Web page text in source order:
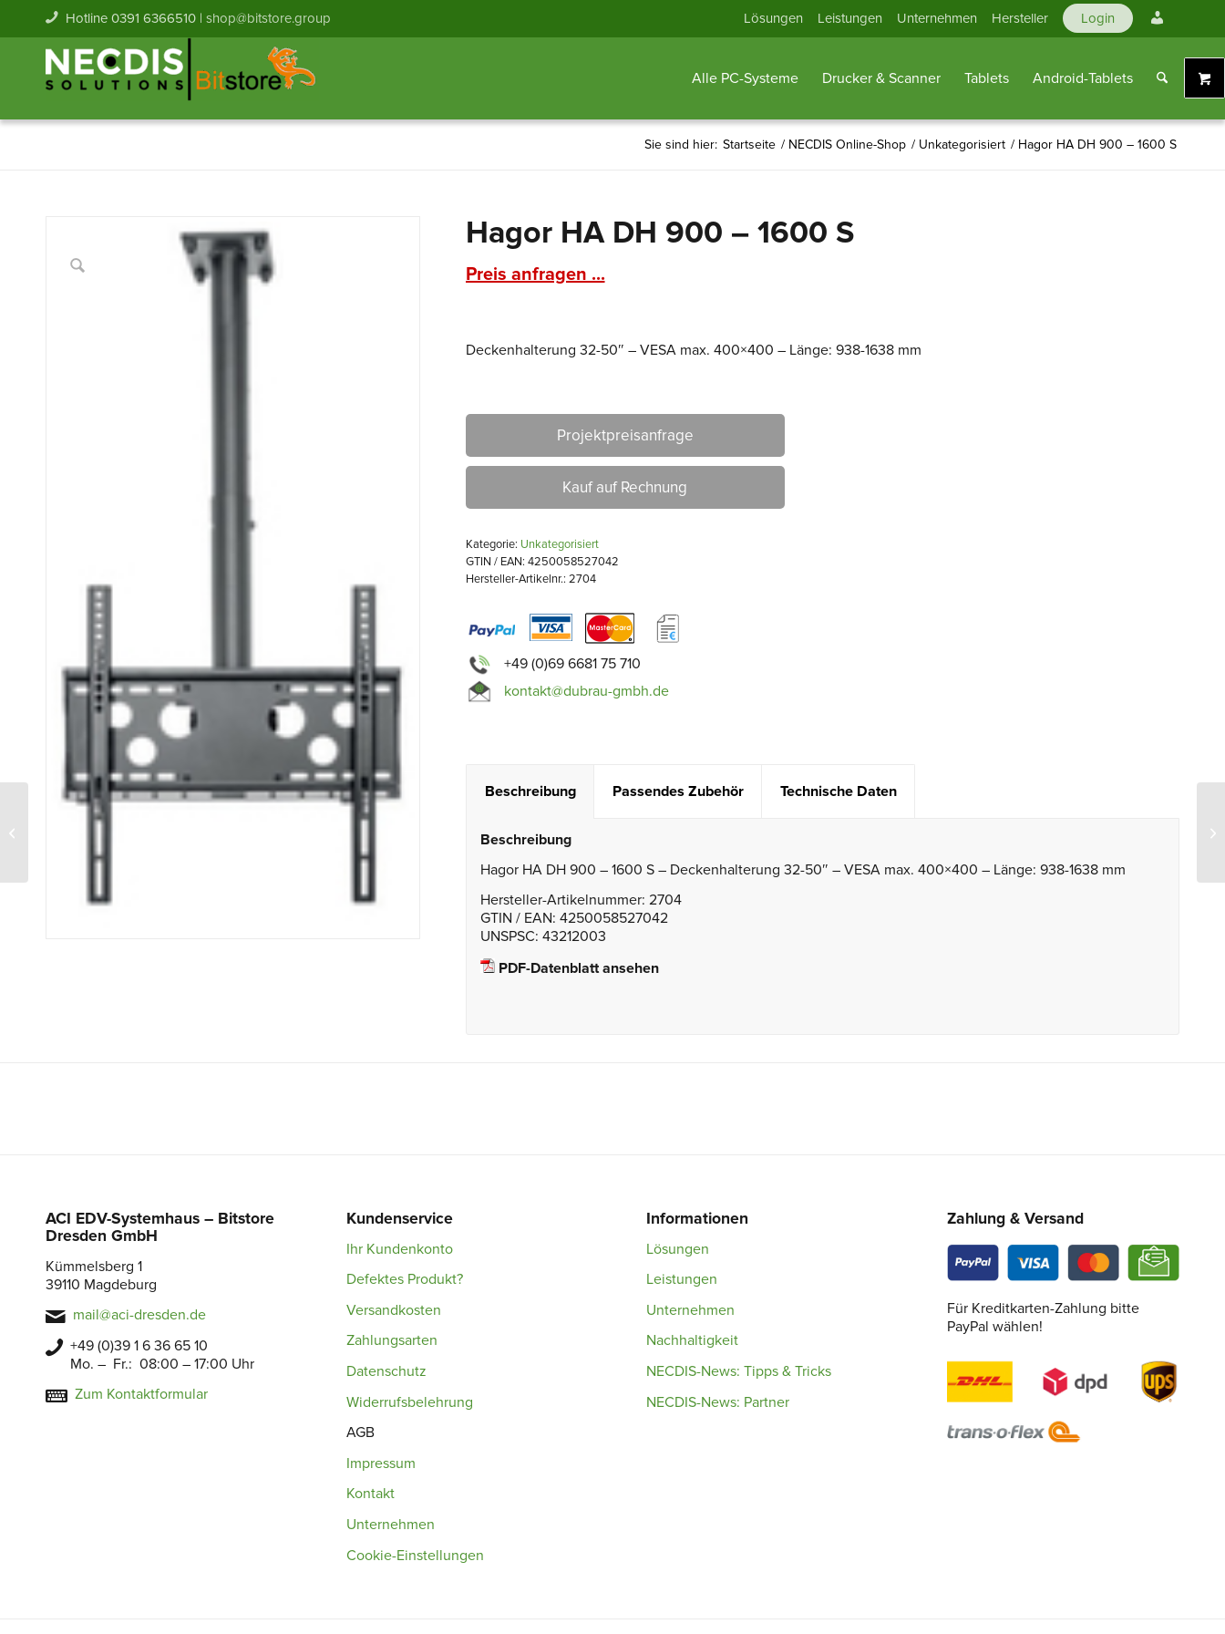
Lösungen Leistungen Unternehmen Hersteller Login
Konto
Hotline 0391 6366510 | shop@bitstore.group
Alle PC-Systeme Drucker & Scanner Tablets Android-Tablets
Sie sind hier: Startseite / NECDIS Online-Shop / Unkategorisiert / Hagor HA DH 900 – 1600 S
Hagor HA DH 900 – 1600 S
Preis anfragen ...
Deckenhalterung 32-50″ – VESA max. 400×400 – Länge: 938-1638 mm
Projektpreisanfrage
Kauf auf Rechnung
Kategorie: Unkategorisiert
GTIN / EAN: 4250058527042
Hersteller-Artikelnr.: 2704
+49 (0)69 6681 75 710
kontakt@dubrau-gmbh.de
Beschreibung Passendes Zubehör Technische Daten
Beschreibung
Hagor HA DH 900 – 1600 S – Deckenhalterung 32-50″ – VESA max. 400×400 – Länge: 938-1638 mm
Hersteller-Artikelnummer: 2704
GTIN / EAN: 4250058527042
UNSPSC: 43212003
PDF-Datenblatt ansehen
ACI EDV-Systemhaus – Bitstore
Dresden GmbH
Kümmelsberg 1
39110 Magdeburg
mail@aci-dresden.de
+49 (0)39 1 6 36 65 10
Mo. – Fr.: 08:00 – 17:00 Uhr
Zum Kontaktformular
Kundenservice
Ihr Kundenkonto
Defektes Produkt?
Versandkosten
Zahlungsarten
Datenschutz
Widerrufsbelehrung
AGB
Impressum
Kontakt
Unternehmen
Cookie-Einstellungen
Informationen
Lösungen
Leistungen
Unternehmen
Nachhaltigkeit
NECDIS-News: Tipps & Tricks
NECDIS-News: Partner
Zahlung & Versand
Für Kreditkarten-Zahlung bitte
PayPal wählen!
Hagor vis-it portrait 49 –